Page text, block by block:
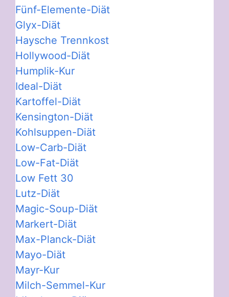
Fünf-Elemente-Diät
Glyx-Diät
Haysche Trennkost
Hollywood-Diät
Humplik-Kur
Ideal-Diät
Kartoffel-Diät
Kensington-Diät
Kohlsuppen-Diät
Low-Carb-Diät
Low-Fat-Diät
Low Fett 30
Lutz-Diät
Magic-Soup-Diät
Markert-Diät
Max-Planck-Diät
Mayo-Diät
Mayr-Kur
Milch-Semmel-Kur